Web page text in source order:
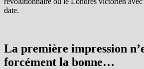
date.
La première impression
forcément la bonne…